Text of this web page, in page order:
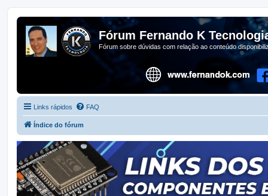
Fórum Fernando K
Fórum sobre dúvidas com relação ao conteúdo
Links rápidos FAQ
Índice do fórum